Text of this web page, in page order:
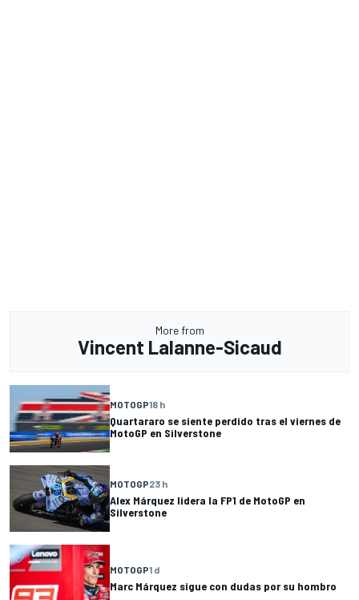
More from
Vincent Lalanne-Sicaud
MOTOGP18 h
Quartararo se siente perdido tras el viernes de
MotoGP en Silverstone
MOTOGP23 h
Alex Márquez lidera la FP1 de MotoGP en
Silverstone
MOTOGP1 d
Marc Márquez sigue con dudas por su hombro